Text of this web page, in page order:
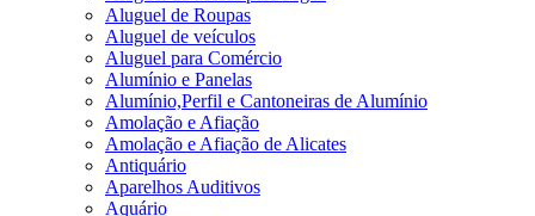
Aluguel de Roupas
Aluguel de veículos
Aluguel para Comércio
Alumínio e Panelas
Alumínio,Perfil e Cantoneiras de Alumínio
Amolação e Afiação
Amolação e Afiação de Alicates
Antiquário
Aparelhos Auditivos
Aquário